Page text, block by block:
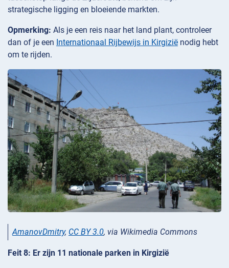
strategische ligging en bloeiende markten.
Opmerking: Als je een reis naar het land plant, controleer
dan of je een Internationaal Rijbewijs in Kirgizië nodig hebt
om te rijden.
AmanovDmitry, CC BY 3.0, via Wikimedia Commons
Feit 8: Er zijn 11 nationale parken in Kirgizië